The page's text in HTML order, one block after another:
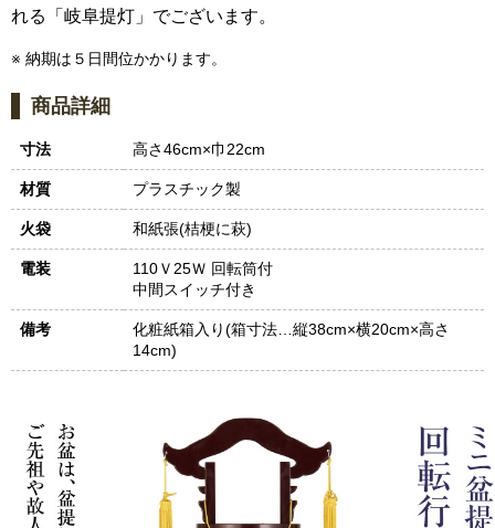
れる「岐阜提灯」でございます。
※ 納期は５日間位かかります。
商品詳細
寸法 高さ46cm×巾22cm
材質 プラスチック製
火袋 和紙張(桔梗に萩)
電装
110Ｖ25Ｗ 回転筒付
中間スイッチ付き
備考
化粧紙箱入り(箱寸法…縦38cm×横20cm×高さ
14cm)